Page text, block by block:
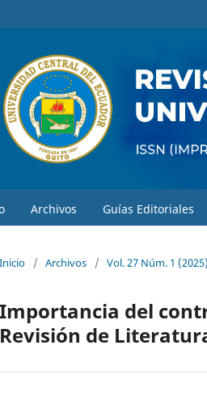
Archivos Guías Editoriales
Inicio / Archivos / Vol. 27 Núm. 1
Importancia del
Revisión de